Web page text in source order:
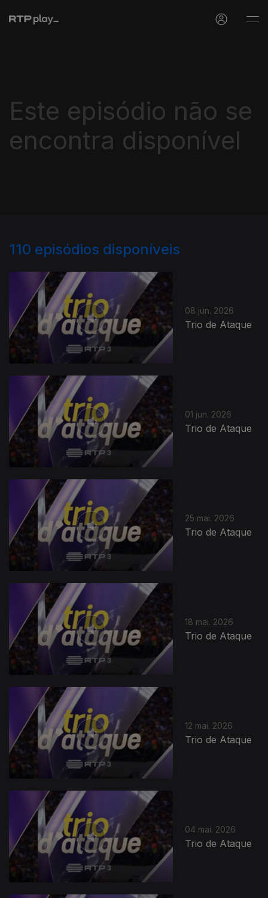
Este episódio não se
encontra disponível
110 episódios disponíveis
08 jun. 2026
Trio de Ataque
01 jun. 2026
Trio de Ataque
25 mai. 2026
Trio de Ataque
18 mai. 2026
Trio de Ataque
12 mai. 2026
Trio de Ataque
04 mai. 2026
Trio de Ataque